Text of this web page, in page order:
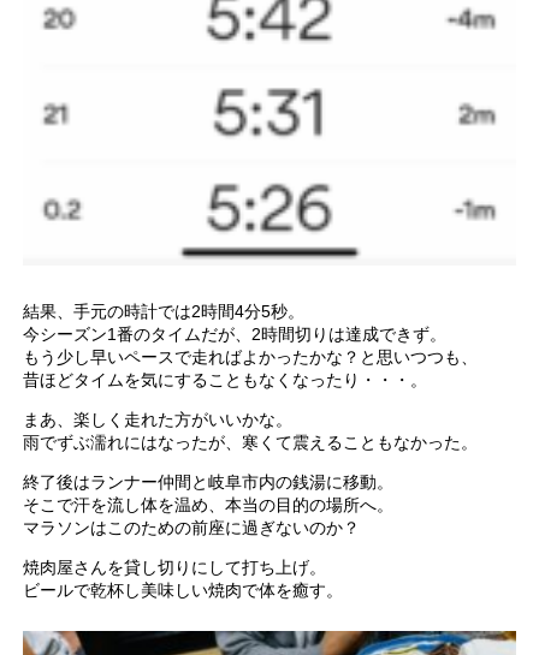
結果、手元の時計では2時間4分5秒。
今シーズン1番のタイムだが、2時間切りは達成できず。
もう少し早いペースで走ればよかったかな？と思いつつも、
昔ほどタイムを気にすることもなくなったり・・・。
まあ、楽しく走れた方がいいかな。
雨でずぶ濡れにはなったが、寒くて震えることもなかった。
終了後はランナー仲間と岐阜市内の銭湯に移動。
そこで汗を流し体を温め、本当の目的の場所へ。
マラソンはこのための前座に過ぎないのか？
焼肉屋さんを貸し切りにして打ち上げ。
ビールで乾杯し美味しい焼肉で体を癒す。